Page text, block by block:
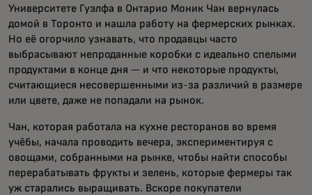
Университете Гуэлфа в Онтарио Моник Чан вернулась
домой в Торонто и нашла работу на фермерских рынках.
Но её огорчило узнавать, что продавцы часто
выбрасывают непроданные коробки с идеально спелыми
продуктами в конце дня — и что некоторые продукты,
считающиеся несовершенными из-за различий в размере
или цвете, даже не попадали на рынок.
Чан, которая работала на кухне ресторанов во время
учёбы, начала проводить вечера, экспериментируя с
овощами, собранными на рынке, чтобы найти способы
перерабатывать фрукты и зелень, которые фермеры так
уж старались выращивать. Вскоре покупатели